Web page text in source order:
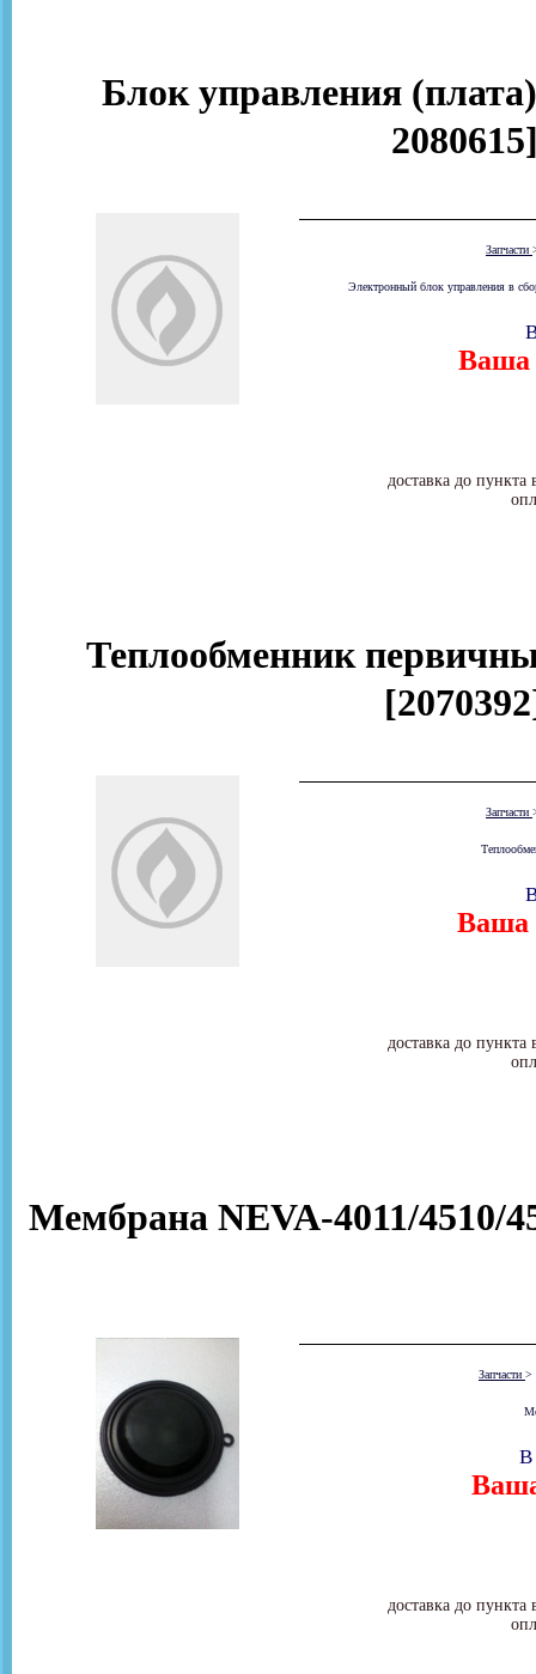
Блок управления
Запчасти
Электронный блок управления в
Ваша
доставка до
Теплообменник
Запчасти
Ваша
доставка до
Мембрана NEVA-4011/4510/
Запчасти >
доставка до
В